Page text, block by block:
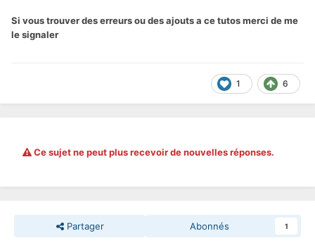
Si vous trouver des erreurs ou des ajouts a ce tutos merci de me
le signaler
1 6
Ce sujet ne peut plus recevoir de nouvelles réponses.
Partager Abonnés 1